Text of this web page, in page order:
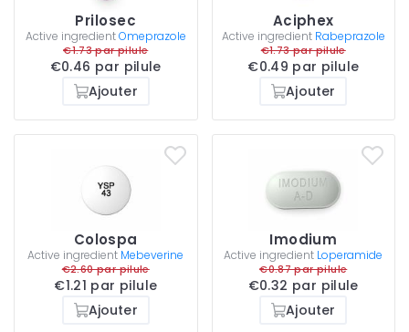
Prilosec
Active ingredientOmeprazole
€1.73 par pilule
€0.46 par pilule
Ajouter
Aciphex
Active ingredient Rabeprazole
€1.73 par pilule
€0.49 par pilule
Ajouter
Colospa
Active ingredient Mebeverine
€2.60 par pilule
€1.21 par pilule
Ajouter
Imodium
Active ingredient Loperamide
€0.87 par pilule
€0.32 par pilule
Ajouter